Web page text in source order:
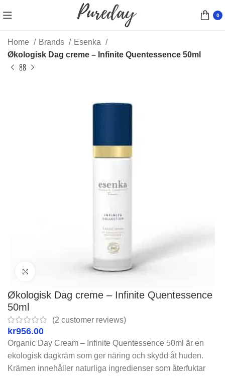
0
Home Brands
Esenka
Økologisk Dag creme – Infinite Quentessence 50ml
Click to enlarge
Økologisk Dag creme – Infinite Quentessence
50ml
(2 customer reviews)
kr
Organic Day Cream – Infinite Quentessence 50ml är en
ekologisk dagkräm som ger näring och skydd åt huden.
Krämen innehåller naturliga ingredienser som återfuktar